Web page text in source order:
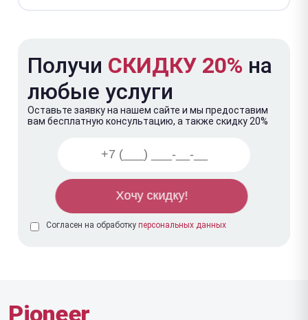
Получи СКИДКУ 20% на
любые услуги
Оставьте заявку на нашем сайте и мы предоставим
вам бесплатную консультацию, а также скидку 20%
Согласен на обработку персональных данных
Pioneer